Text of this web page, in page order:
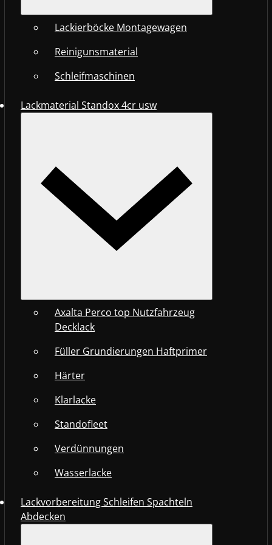
Lackierböcke Montagewagen
Reinigunsmaterial
Schleifmaschinen
Lackmaterial Standox 4cr usw
Axalta Perco top Nutzfahrzeug
Decklack
Füller Grundierungen Haftprimer
Härter
Klarlacke
Standofleet
Verdünnungen
Wasserlacke
Lackvorbereitung Schleifen Spachteln
Abdecken